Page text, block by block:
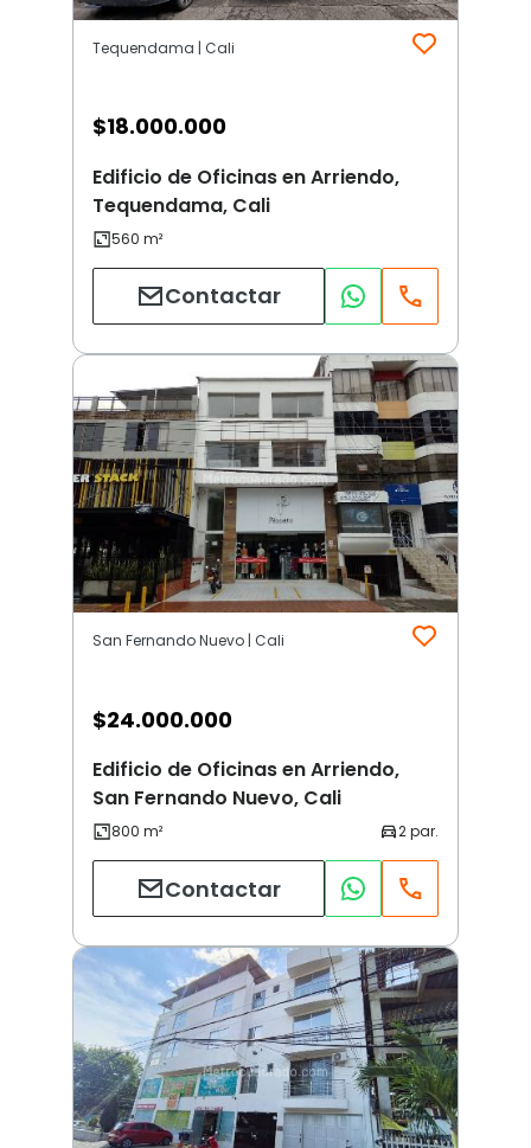
Tequendama | Cali
$18.000.000
Edificio de Oficinas en Arriendo,
Tequendama, Cali
Contactar
San Fernando Nuevo | Cali
$24.000.000
Edificio de Oficinas en Arriendo,
San Fernando Nuevo, Cali
Contactar